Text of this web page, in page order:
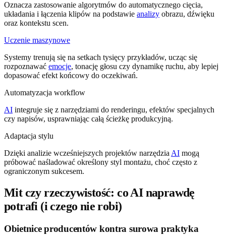
Oznacza zastosowanie algorytmów do automatycznego cięcia,
układania i łączenia klipów na podstawie analizy obrazu, dźwięku
oraz kontekstu scen.
Uczenie maszynowe
Systemy trenują się na setkach tysięcy przykładów, ucząc się
rozpoznawać emocje, tonację głosu czy dynamikę ruchu, aby lepiej
dopasować efekt końcowy do oczekiwań.
Automatyzacja workflow
AI integruje się z narzędziami do renderingu, efektów specjalnych
czy napisów, usprawniając całą ścieżkę produkcyjną.
Adaptacja stylu
Dzięki analizie wcześniejszych projektów narzędzia AI mogą
próbować naśladować określony styl montażu, choć często z
ograniczonym sukcesem.
Mit czy rzeczywistość: co AI naprawdę
potrafi (i czego nie robi)
Obietnice producentów kontra surowa praktyka